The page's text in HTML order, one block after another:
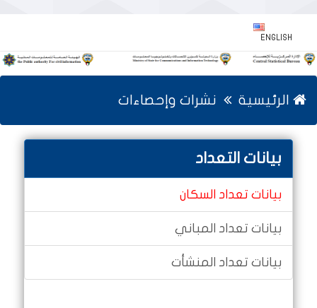
ENGLISH
الرئيسية نشرات وإحصاءات
بيانات التعداد
بيانات تعداد السكان
بيانات تعداد المباني
بيانات تعداد المنشأت